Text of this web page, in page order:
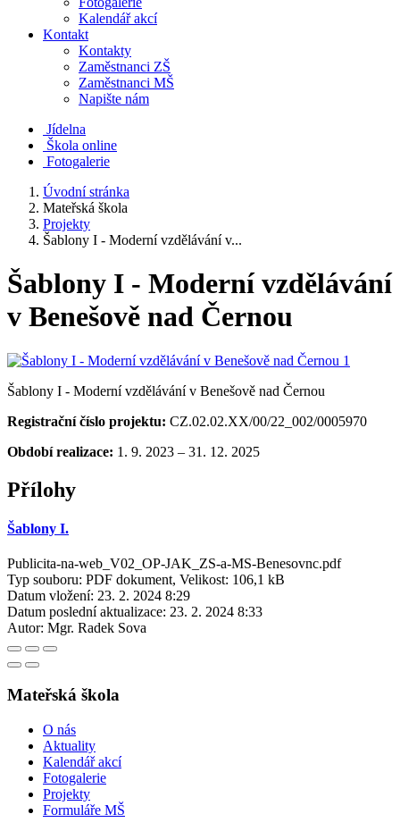
Kalendář akcí
Kontakt
Kontakty
Zaměstnanci ZŠ
Zaměstnanci MŠ
Napište nám
Jídelna
Škola online
Fotogalerie
Úvodní stránka
Mateřská škola
Projekty
Šablony I - Moderní vzdělávání v...
Šablony I - Moderní vzdělávání
v Benešově nad Černou
Šablony I - Moderní vzdělávání v Benešově nad Černou
Registrační číslo projektu: CZ.02.02.XX/00/22_002/0005970
Období realizace: 1. 9. 2023 – 31. 12. 2025
Přílohy
Šablony I.
Publicita-na-web_V02_OP-JAK_ZS-a-MS-Benesovnc.pdf
Typ souboru: PDF dokument, Velikost: 106,1 kB
Datum vložení: 23. 2. 2024 8:29
Datum poslední aktualizace: 23. 2. 2024 8:33
Autor: Mgr. Radek Sova
Mateřská škola
O nás
Aktuality
Kalendář akcí
Fotogalerie
Projekty
Formuláře MŠ